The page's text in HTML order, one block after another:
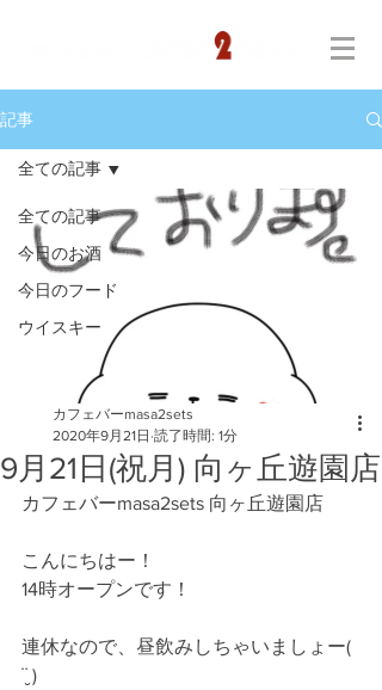
記事
全ての記事
今日のお酒
今日のフード
ウイスキー
全ての記事
9月21日(祝月) 向ヶ丘遊園店
カフェバーmasa2sets
2020年9月21日 読了時間: 1分
カフェバーmasa2sets 向ヶ丘遊園店
こんにちはー！
14時オープンです！
連休なので、昼飲みしちゃいましょー(
¨̮ )